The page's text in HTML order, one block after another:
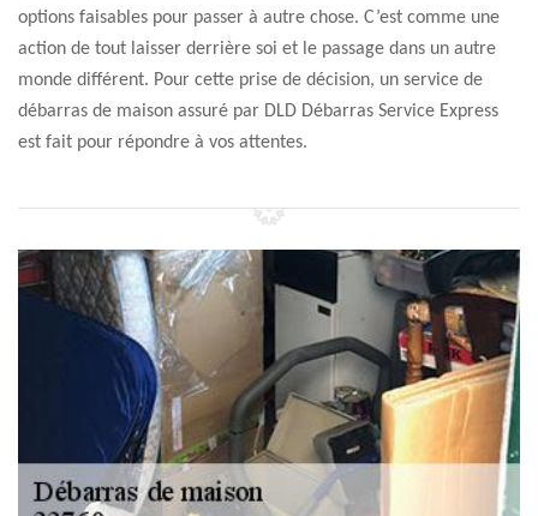
options faisables pour passer à autre chose. C’est comme une
action de tout laisser derrière soi et le passage dans un autre
monde différent. Pour cette prise de décision, un service de
débarras de maison assuré par DLD Débarras Service Express
est fait pour répondre à vos attentes.